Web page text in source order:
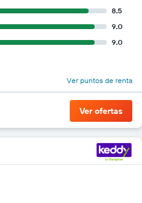
8.5
9.0
9.0
Ver puntos de renta
Ver ofertas